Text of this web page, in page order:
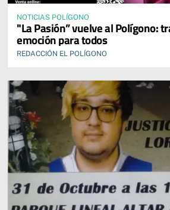
NOTICIAS POLÍGONO
"La Pasión” vuelve al Polígono:
emoción para todos
REDACCIÓN EL POLÍGONO